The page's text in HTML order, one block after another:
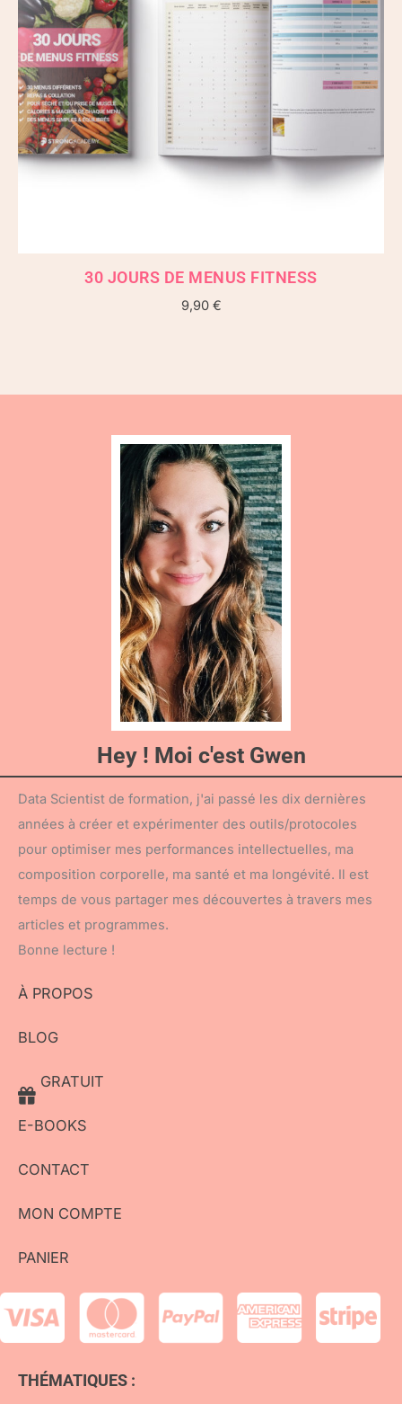
30 JOURS DE MENUS FITNESS
9,90 €
Hey ! Moi c'est Gwen
Data Scientist de formation, j'ai passé les dix dernières
années à créer et expérimenter des outils/protocoles
pour optimiser mes performances intellectuelles, ma
composition corporelle, ma santé et ma longévité. Il est
temps de vous partager mes découvertes à travers mes
articles et programmes.
Bonne lecture !
À PROPOS
BLOG
GRATUIT
E-BOOKS
CONTACT
MON COMPTE
PANIER
THÉMATIQUES :